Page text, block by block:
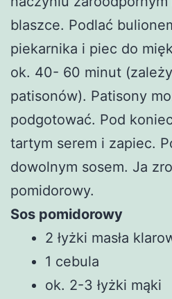
blaszce. Podlać
piekarnika i piec do
ok. 40- 60 minut
patisonów). Patisony
podgotować. Pod
tartym serem i zapiec.
dowolnym sosem. Ja
pomidorowy.
Sos pomidorowy
2 łyżki masła
1 cebula
ok. 2-3 łyżki mąki